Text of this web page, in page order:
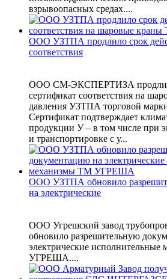
взрывоопасных средах....
ООО УЗТПА продлило срок
соответствия
ООО СМ-ЭКСПЕРТИЗА
сертификат соответствия на
давления УЗТПА торговой
Сертификат подтверждает
продукции У – в том числе при
и транспортировке с у...
ООО УЗТПА обновило
на электрические
ООО Угрешский завод
обновило разрешительную
электрические
УГРЕША....